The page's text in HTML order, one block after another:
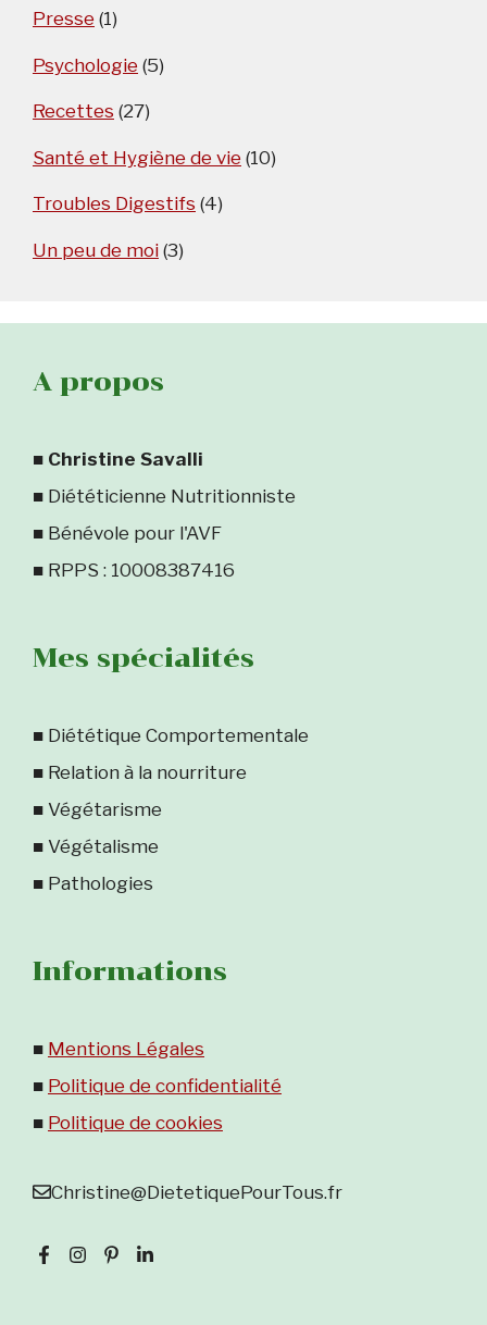
Presse (1)
Psychologie (5)
Recettes (27)
Santé et Hygiène de vie (10)
Troubles Digestifs (4)
Un peu de moi (3)
A propos
■ Christine Savalli
■ Diététicienne Nutritionniste
■ Bénévole pour l'AVF
■ RPPS : 10008387416
Mes spécialités
■ Diététique Comportementale
■ Relation à la nourriture
■ Végétarisme
■ Végétalisme
■ Pathologies
Informations
■ Mentions Légales
■ Politique de confidentialité
■ Politique de cookies
Christine@DietetiquePourTous.fr